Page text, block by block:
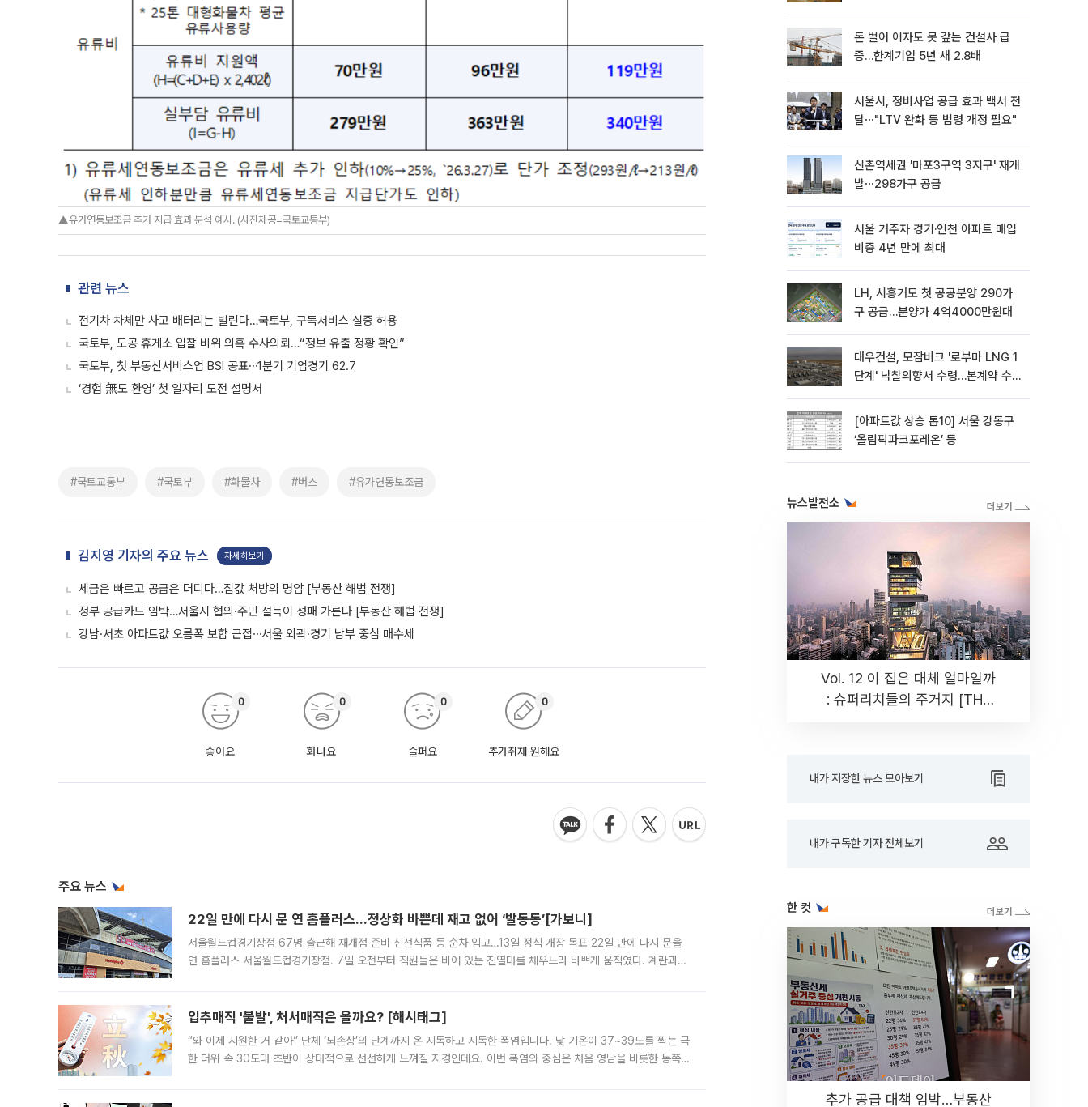
▲유가연동보조금 추가 지급 효과 분석 예시. (사진제공=국토교통부)
관련 뉴스
전기차 차체만 사고 배터리는 빌린다…국토부, 구독서비스 실증 허용
국토부, 도공 휴게소 입찰 비위 의혹 수사의뢰…“정보 유출 정황 확인”
국토부, 첫 부동산서비스업 BSI 공표⋯1분기 기업경기 62.7
‘경험 無도 환영’ 첫 일자리 도전 설명서
#국토교통부 #국토부 #화물차 #버스 #유가연동보조금
김지영 기자의 주요 뉴스 자세히보기
세금은 빠르고 공급은 더디다…집값 처방의 명암 [부동산 해법 전쟁]
정부 공급카드 임박…서울시 협의·주민 설득이 성패 가른다 [부동산 해법 전쟁]
강남·서초 아파트값 오름폭 보합 근접⋯서울 외곽·경기 남부 중심 매수세
좋아요
0
화나요
0
슬퍼요
0
추가취재 원해요
0
주요 뉴스
22일 만에 다시 문 연 홈플러스…정상화 바쁜데 재고 없어 ‘발동동’[가보니]
서울월드컵경기장점 67명 출근해 재개점 준비 신선식품 등 순차 입고…13일 정식 개장 목표 22일 만에 다시 문을
연 홈플러스 서울월드컵경기장점. 7일 오전부터 직원들은 비어 있는 진열대를 채우느라 바쁘게 움직였다. 계란과
입추매직 '불발', 처서매직은 올까요? [해시태그]
“와 이제 시원한 거 같아” 단체 ‘뇌손상’의 단계까지 온 지독하고 지독한 폭염입니다. 낮 기온이 37~39도를 찍는 극
한 더위 속 30도대 초반이 상대적으로 선선하게 느껴질 지경인데요. 이번 폭염의 중심은 처음 영남을 비롯한 동쪽
돈 벌어 이자도 못 갚는 건설사 급
증…한계기업 5년 새 2.8배
서울시, 정비사업 공급 효과 백서 전
달⋯"LTV 완화 등 법령 개정 필요"
신촌역세권 '마포3구역 3지구' 재개
발⋯298가구 공급
서울 거주자 경기·인천 아파트 매입
비중 4년 만에 최대
LH, 시흥거모 첫 공공분양 290가
구 공급…분양가 4억4000만원대
대우건설, 모잠비크 '로부마 LNG 1
단계' 낙찰의향서 수령…본계약 수
[아파트값 상승 톱10] 서울 강동구
‘올림픽파크포레온’ 등
뉴스발전소
Vol. 12 이 집은 대체 얼마일까
: 슈퍼리치들의 주거지 [THE
내가 저장한 뉴스 모아보기
내가 구독한 기자 전체보기
한 컷
추가 공급 대책 임박…부동산